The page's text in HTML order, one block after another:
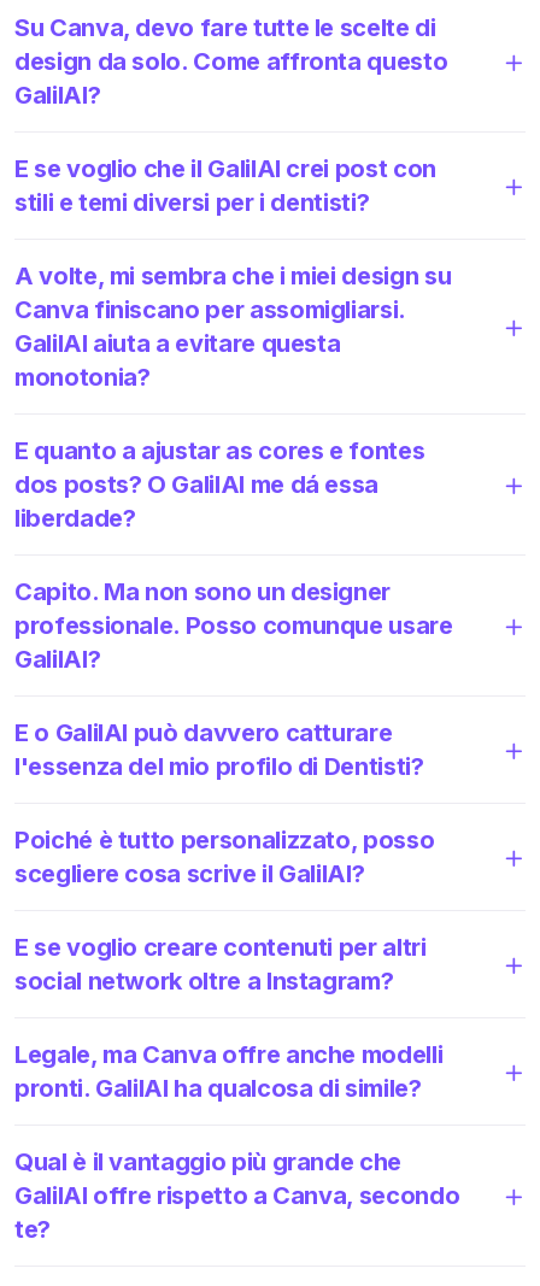
Su Canva, devo fare tutte le scelte di
design da solo. Come affronta questo
GalilAI?
E se voglio che il GalilAI crei post con
stili e temi diversi per i dentisti?
A volte, mi sembra che i miei design su
Canva finiscano per assomigliarsi.
GalilAI aiuta a evitare questa
monotonia?
E quanto a ajustar as cores e fontes
dos posts? O GalilAI me dá essa
liberdade?
Capito. Ma non sono un designer
professionale. Posso comunque usare
GalilAI?
E o GalilAI può davvero catturare
l'essenza del mio profilo di Dentisti?
Poiché è tutto personalizzato, posso
scegliere cosa scrive il GalilAI?
E se voglio creare contenuti per altri
social network oltre a Instagram?
Legale, ma Canva offre anche modelli
pronti. GalilAI ha qualcosa di simile?
Qual è il vantaggio più grande che
GalilAI offre rispetto a Canva, secondo
te?